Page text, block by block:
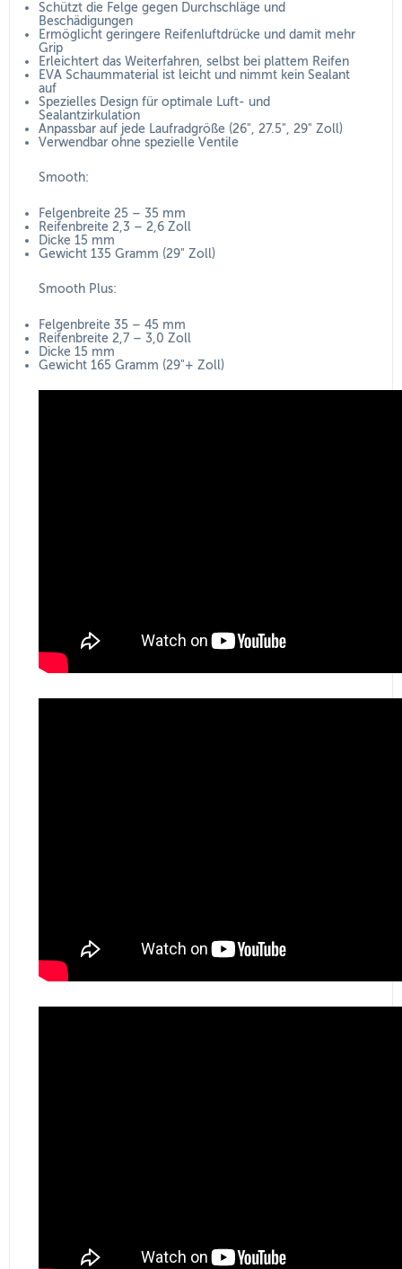
Schützt die Felge gegen Durchschläge und
Beschädigungen
Ermöglicht geringere Reifenluftdrücke und damit mehr
Grip
Erleichtert das Weiterfahren, selbst bei plattem Reifen
EVA Schaummaterial ist leicht und nimmt kein Sealant
auf
Spezielles Design für optimale Luft- und
Sealantzirkulation
Anpassbar auf jede Laufradgröße (26", 27.5", 29" Zoll)
Verwendbar ohne spezielle Ventile
Smooth:
Felgenbreite 25 – 35 mm
Reifenbreite 2,3 – 2,6 Zoll
Dicke 15 mm
Gewicht 135 Gramm (29" Zoll)
Smooth Plus:
Felgenbreite 35 – 45 mm
Reifenbreite 2,7 – 3,0 Zoll
Dicke 15 mm
Gewicht 165 Gramm (29"+ Zoll)